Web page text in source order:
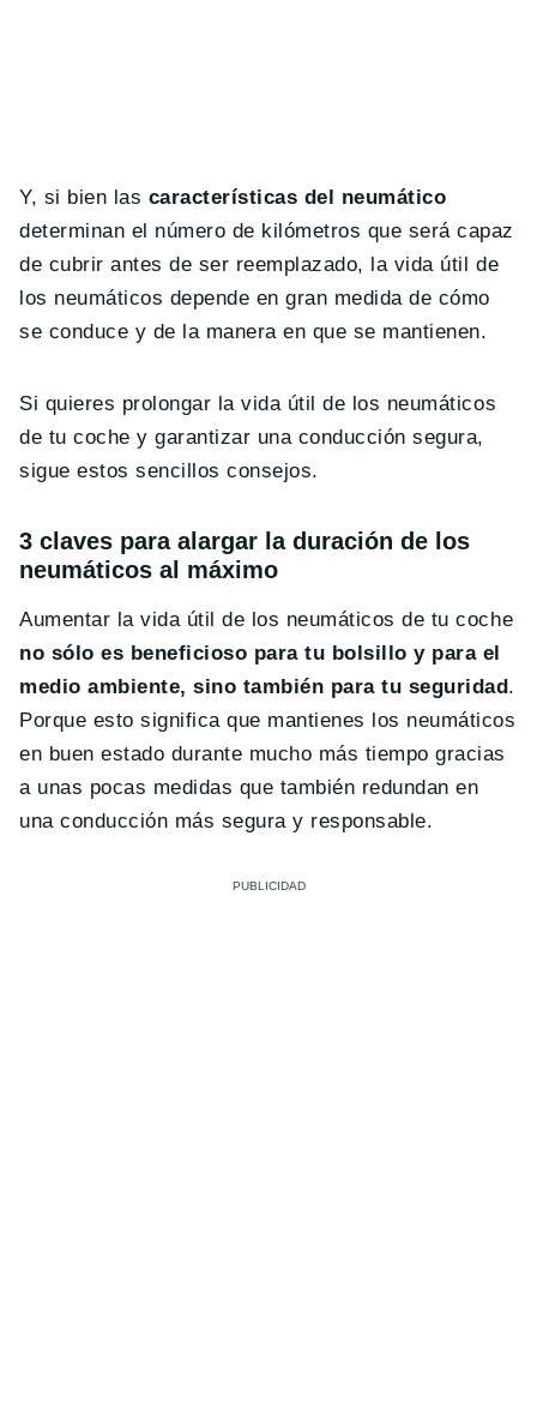
Y, si bien las características del neumático
determinan el número de kilómetros que será capaz
de cubrir antes de ser reemplazado, la vida útil de
los neumáticos depende en gran medida de cómo
se conduce y de la manera en que se mantienen.
Si quieres prolongar la vida útil de los neumáticos
de tu coche y garantizar una conducción segura,
sigue estos sencillos consejos.
3 claves para alargar la duración de los
neumáticos al máximo
Aumentar la vida útil de los neumáticos de tu coche
no sólo es beneficioso para tu bolsillo y para el
medio ambiente, sino también para tu seguridad.
Porque esto significa que mantienes los neumáticos
en buen estado durante mucho más tiempo gracias
a unas pocas medidas que también redundan en
una conducción más segura y responsable.